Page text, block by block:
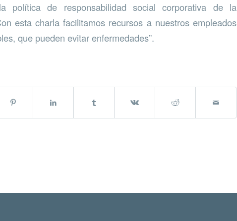
política de responsabilidad social corporativa de la
esta charla facilitamos recursos a nuestros empleados
que pueden evitar enfermedades”.